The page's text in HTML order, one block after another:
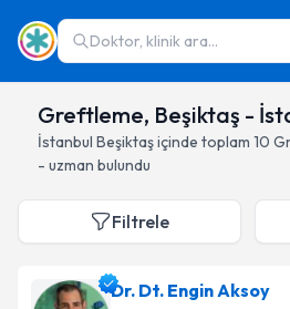
Doktor, klinik ara...
Greftleme, Beşiktaş -
İstanbul Beşiktaşiçinde toplam 10
- uzman bulundu
Filtrele
Dr. Dt. Engin Aksoy